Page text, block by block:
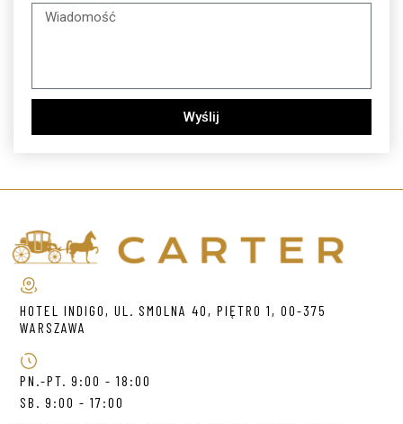
Wyślij
HOTEL INDIGO, UL. SMOLNA 40, PIĘTRO 1, 00-375
WARSZAWA
PN.-PT. 9:00 - 18:00
SB. 9:00 - 17:00